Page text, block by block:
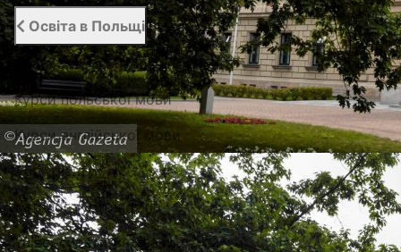
Освіта в Польщі
Вища освіта в Польщі
Курси польської мови
Курси англійської мови
Абітурієнту
Каталог гуртожитків
Університети Варшави